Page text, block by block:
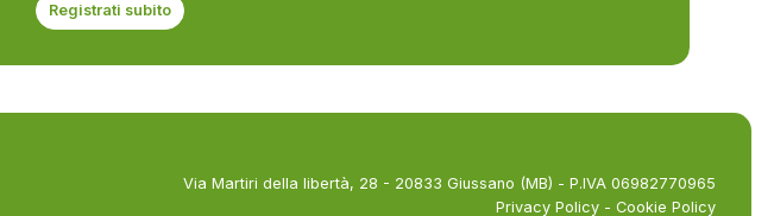
Registrati subito
Via Martiri della libertà, 28 - 20833 Giussano (MB) - P.IVA 06982770965
Privacy Policy - Cookie Policy